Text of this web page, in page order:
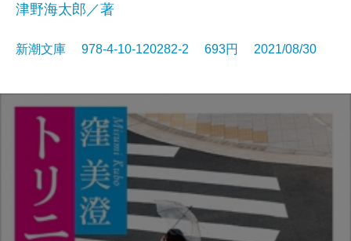
津野海太郎／著
新潮文庫 978-4-10-120282-2 693円 2021/08/30